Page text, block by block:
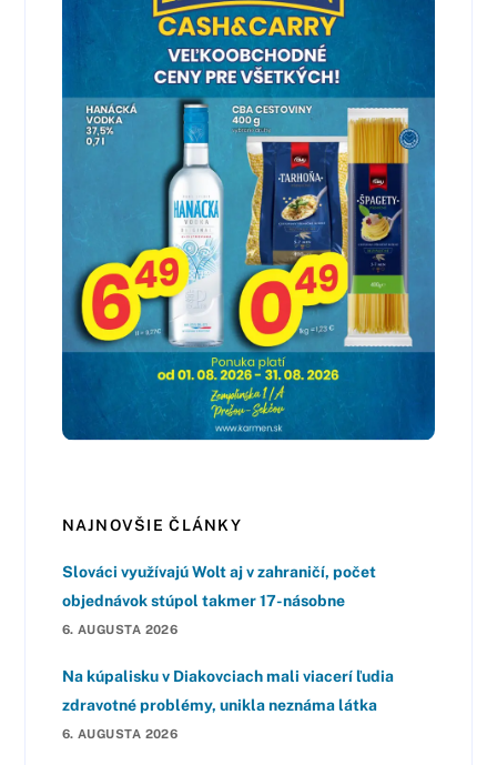
NAJNOVŠIE ČLÁNKY
Slováci využívajú Wolt aj v zahraničí, počet
objednávok stúpol takmer 17-násobne
6. AUGUSTA 2026
Na kúpalisku v Diakovciach mali viacerí ľudia
zdravotné problémy, unikla neznáma látka
6. AUGUSTA 2026